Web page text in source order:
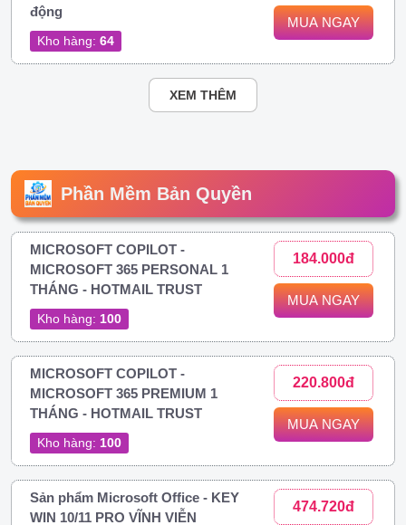
động
Kho hàng: 64
MUA NGAY
XEM THÊM
Phần Mềm Bản Quyền
MICROSOFT COPILOT -
MICROSOFT 365 PERSONAL 1
THÁNG - HOTMAIL TRUST
Kho hàng: 100
184.000đ
MUA NGAY
MICROSOFT COPILOT -
MICROSOFT 365 PREMIUM 1
THÁNG - HOTMAIL TRUST
Kho hàng: 100
220.800đ
MUA NGAY
Sản phẩm Microsoft Office - KEY
WIN 10/11 PRO VĨNH VIỄN
474.720đ